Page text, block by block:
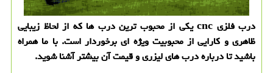
درب فلزی cnc یکی از محبوب ترین درب ها که از لحاظ زیبایی
ظاهری و کارایی از محبوبیت ویژه ای برخوردار است. با ما همراه
باشید تا درباره درب های لیزری و قیمت آن بیشتر آشنا شوید.